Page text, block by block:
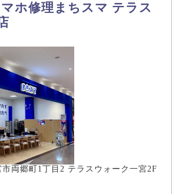
ホ修理まちスマ テラス
両郷町1丁目2 テラスウォーク一宮2F